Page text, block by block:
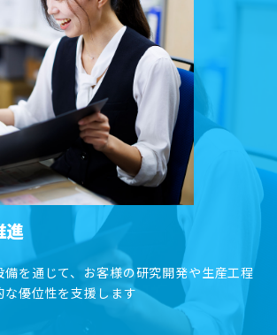
進
を通じて、お客様の研究開発や生産工程
な優位性を支援します